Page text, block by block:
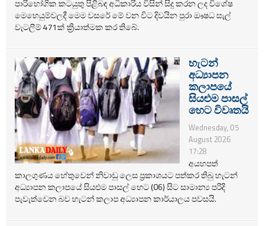
පාරිභෝගික කටයුතු පිළිබඳ අධිකාරිය විසින් සිදු කරන ලද විශේෂ
මෙහෙයුම්වලදී මෙම වසරේ මේ වන විට දිවයින පුරා ඖෂධ සැල්
වැටලීම් 471ක් ක්‍රියාත්මක කර තිබේ.
හැටන්
අධ්‍යාපන
කලාපයේ
සියළුම පාසල්
හෙට විවෘතයි
Wednesday, 05
August 2026
17:28
අයහපත්
කාලගුණය හේතුවෙන් නිවාඩු ලෙස ප්‍රකාශයට පත්කර තිබු හැටන්
අධ්‍යාපන කලාපයේ සියළුම පාසල් හෙට (06) සිට සාමාන්‍ය පරිදි
පැවැත්වෙන බව හැටන් කලාප අධ්‍යාපන කාර්යාලය පවසයි.